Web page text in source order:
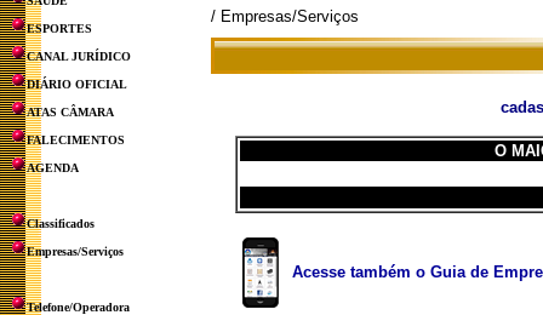
ESPORTES
CANAL JURÍDICO
DIÁRIO OFICIAL
ATAS CÂMARA
FALECIMENTOS
AGENDA
Classificados
Empresas/Serviços
Telefone/Operadora
/ Empresas/Serviços
O
Acesse também o Guia de